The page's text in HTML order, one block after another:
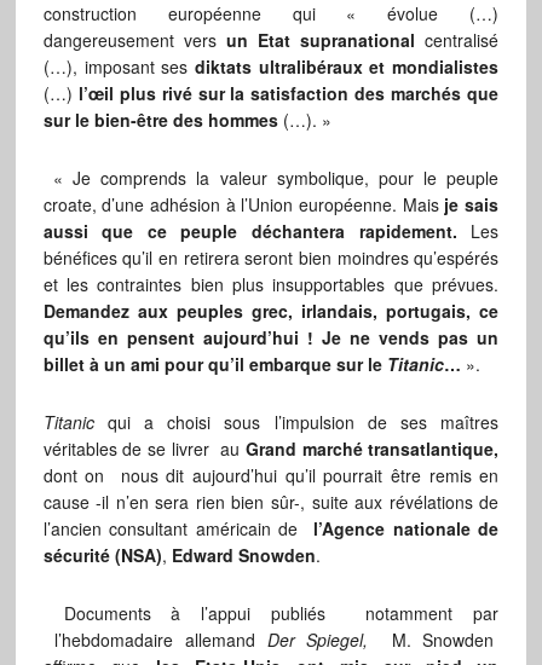
construction européenne qui « évolue (…)
dangereusement vers un Etat supranational centralisé
(…), imposant ses diktats ultralibéraux et mondialistes
(…) l’œil plus rivé sur la satisfaction des marchés que
sur le bien-être des hommes(…). »
« Je comprends la valeur symbolique, pour le peuple
croate, d’une adhésion à l’Union européenne. Maisje sais
aussi que ce peuple déchantera rapidement. Les
bénéfices qu’il en retirera seront bien moindres qu’espérés
et les contraintes bien plus insupportables que prévues.
Demandez aux peuples grec, irlandais, portugais, ce
qu’ils en pensent aujourd’hui ! Je ne vends pas un
billet à un ami pour qu’il embarque sur le Titanic… ».
Titanicqui a choisi sous l’impulsion de ses maîtres
véritables de se livrer au Grand marché transatlantique,
dont on nous dit aujourd’hui qu’il pourrait être remis en
cause -il n’en sera rien bien sûr-, suite aux révélations de
l’ancien consultant américain de l’Agence nationale de
sécurité (NSA), Edward Snowden.
Documents à l’appui publiés notamment par
l’hebdomadaire allemand Der Spiegel,
M. Snowden